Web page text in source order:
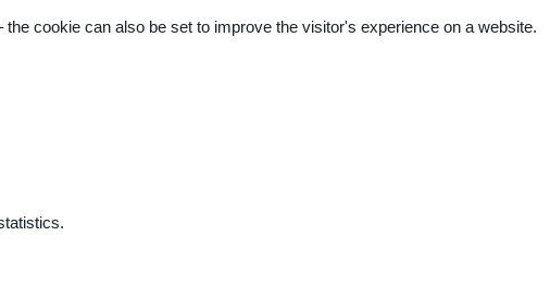
cookie can also be set to improve the visitor's experience on a website.